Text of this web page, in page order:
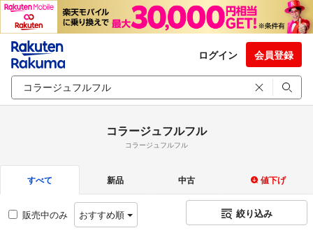
ログイン 会員登録
コラージュフルフル
コラージュフルフル
すべて 新品 中古 値下げ
販売中のみ おすすめ順 絞り込み